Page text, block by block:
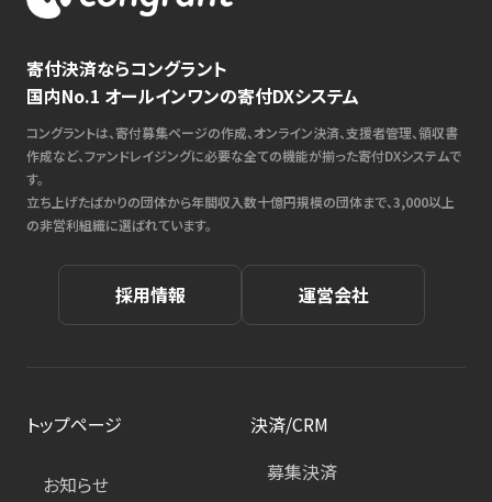
寄付決済ならコングラント
国内No.1 オールインワンの寄付DXシステム
コングラントは、寄付募集ページの作成、オンライン決済、支援者管理、領収書
作成など、ファンドレイジングに必要な全ての機能が揃った寄付DXシステムで
す。
立ち上げたばかりの団体から年間収入数十億円規模の団体まで、3,000以上
の非営利組織に選ばれています。
採用情報 運営会社
トップページ
お知らせ
決済/CRM
募集決済